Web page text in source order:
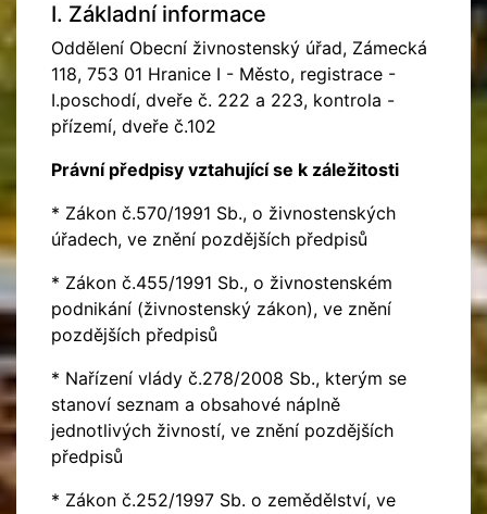
I. Základní informace
Oddělení Obecní živnostenský úřad, Zámecká
118, 753 01 Hranice I - Město, registrace -
I.poschodí, dveře č. 222 a 223, kontrola -
přízemí, dveře č.102
Právní předpisy vztahující se k záležitosti
* Zákon č.570/1991 Sb., o živnostenských
úřadech, ve znění pozdějších předpisů
* Zákon č.455/1991 Sb., o živnostenském
podnikání (živnostenský zákon), ve znění
pozdějších předpisů
* Nařízení vlády č.278/2008 Sb., kterým se
stanoví seznam a obsahové náplně
jednotlivých živností, ve znění pozdějších
předpisů
* Zákon č.252/1997 Sb. o zemědělství, ve